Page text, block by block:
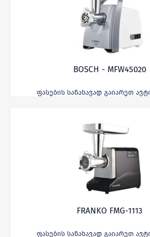
BOSCH - MFW45020
ფასების სანახავად გაიარეთ
FRANKO FMG-1113
ფასების სანახავად გაიარეთ